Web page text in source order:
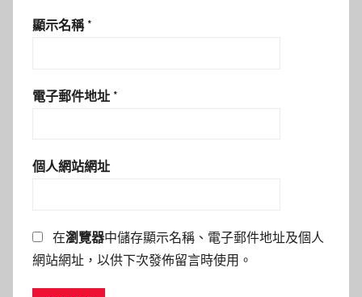
顯示名稱 *
電子郵件地址 *
個人網站網址
在瀏覽器中儲存顯示名稱、電子郵件地址及個人
網站網址，以供下次發佈留言時使用。